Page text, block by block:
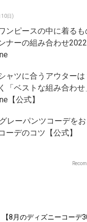
日)
ンピースの中に着るも
ナーの組み合わせ
ャツに合うアウターは
「ベストな組み合わ
【公式】
レーパンツコーデを
ーデのコツ【公式】
【8月のディズニーコーデ